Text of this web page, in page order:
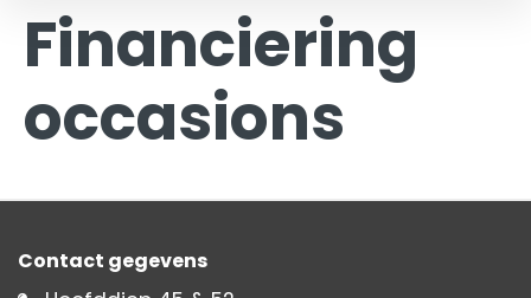
Financiering
occasions
Contact gegevens